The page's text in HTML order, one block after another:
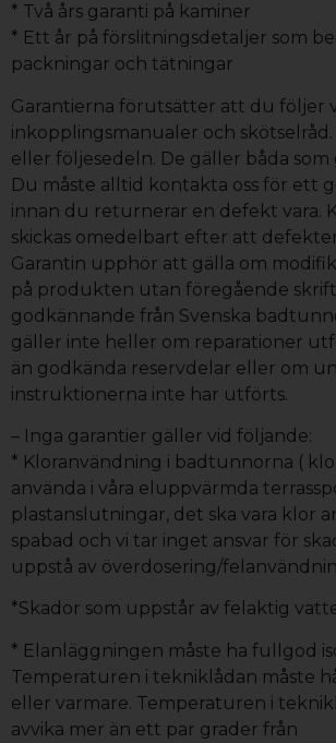
* Två års garanti på kaminer
* Ett år på förslitningsdetaljer som
packningar och tätningar
Garantierna förutsätter att du följer
inkopplingsmanualer och
eller följesedeln. De gäller båda som
Du måste alltid kontakta oss för ett
innan du returnerar en defekt vara.
skickas omedelbart efter att
Garantin upphör att gälla om
på produkten utan föregående
godkännande från Svenska
gäller inte heller om reparationer
än godkända reservdelar eller om
instruktionerna inte har utförts.
– Inga garantier gäller vid följande:
* Kloranvändning i badtunnorna (
använda i våra eluppvärmda
plastanslutningar, det ska vara klor
spabad och vi tar inget ansvar för
uppstå av överdosering/
*Skador som uppstår av felaktig
* Elanläggningen måste ha fullgod
Temperaturen i tekniklådan måste
eller varmare. Temperaturen i
avvika mer än ett par grader från